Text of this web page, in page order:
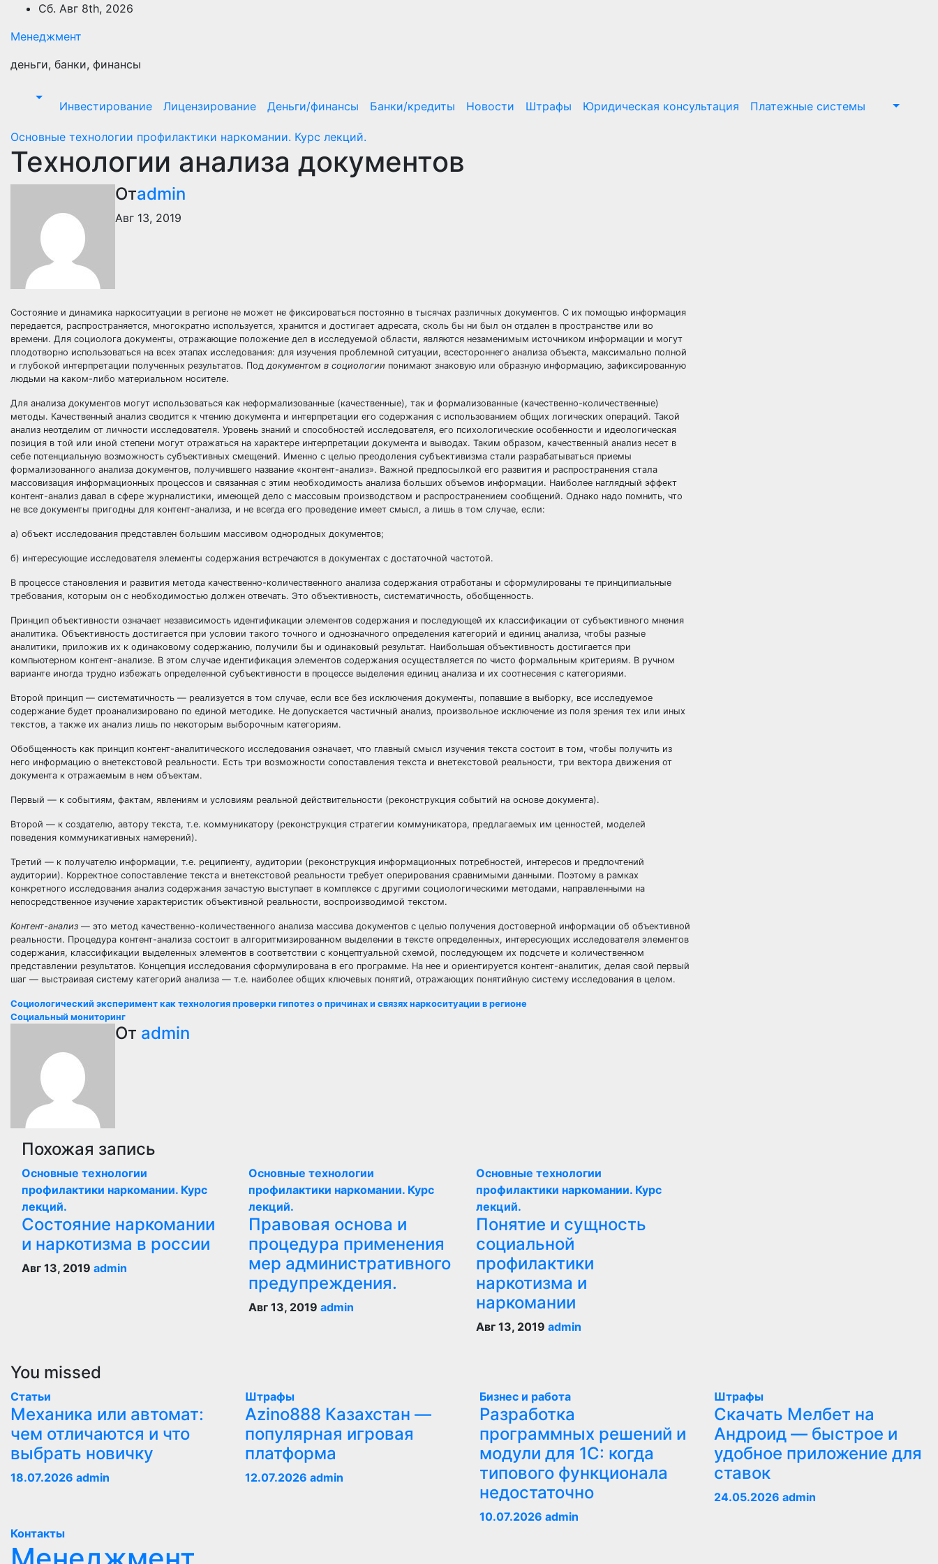
Перейти
содержимому
Сб. Авг 8th, 2026
Менеджмент
деньги, банки, финансы
Инвестирование Лицензирование Деньги/финансы Банки/кредиты Новости Штрафы Юридическая консультация Платежные системы
Основные технологии профилактики наркомании. Курс лекций.
Технологии анализа документов
Отadmin
Авг 13, 2019
Состояние и динамика наркоситуации в регионе не может не фиксироваться постоянно в тысячах различных документов. С их помощью информация
передается, распространяется, многократно используется, хранится и достигает адресата, сколь бы ни был он отдален в пространстве или во
времени. Для социолога документы, отражающие положение дел в исследуемой области, являются незаменимым источником информации и могут
плодотворно использоваться на всех этапах исследования: для изучения проблемной ситуации, всестороннего анализа объекта, максимально полной
и глубокой интерпретации полученных результатов. Поддокументом в социологии понимают знаковую или образную информацию, зафиксированную
людьми на каком-либо материальном носителе.
Для анализа документов могут использоваться как неформализованные (качественные), так и формализованные (качественно-количественные)
методы. Качественный анализ сводится к чтению документа и интерпретации его содержания с использованием общих логических операций. Такой
анализ неотделим от личности исследователя. Уровень знаний и способностей исследователя, его психологические особенности и идеологическая
позиция в той или иной степени могут отражаться на характере интерпретации документа и выводах. Таким образом, качественный анализ несет в
себе потенциальную возможность субъективных смещений. Именно с целью преодоления субъективизма стали разрабатываться приемы
формализованного анализа документов, получившего название «контент-анализ». Важной предпосылкой его развития и распространения стала
массовизация информационных процессов и связанная с этим необходимость анализа больших объемов информации. Наиболее наглядный эффект
контент-анализ давал в сфере журналистики, имеющей дело с массовым производством и распространением сообщений. Однако надо помнить, что
не все документы пригодны для контент-анализа, и не всегда его проведение имеет смысл, а лишь в том случае, если:
а) объект исследования представлен большим массивом однородных документов;
б) интересующие исследователя элементы содержания встречаются в документах с достаточной частотой.
В процессе становления и развития метода качественно-количественного анализа содержания отработаны и сформулированы те принципиальные
требования, которым он с необходимостью должен отвечать. Это объективность, систематичность, обобщенность.
Принцип объективности означает независимость идентификации элементов содержания и последующей их классификации от субъективного мнения
аналитика. Объективность достигается при условии такого точного и однозначного определения категорий и единиц анализа, чтобы разные
аналитики, приложив их к одинаковому содержанию, получили бы и одинаковый результат. Наибольшая объективность достигается при
компьютерном контент-анализе. В этом случае идентификация элементов содержания осуществляется по чисто формальным критериям. В ручном
варианте иногда трудно избежать определенной субъективности в процессе выделения единиц анализа и их соотнесения с категориями.
Второй принцип — систематичность — реализуется в том случае, если все без исключения документы, попавшие в выборку, все исследуемое
содержание будет проанализировано по единой методике. Не допускается частичный анализ, произвольное исключение из поля зрения тех или иных
текстов, а также их анализ лишь по некоторым выборочным категориям.
Обобщенность как принцип контент-аналитического исследования означает, что главный смысл изучения текста состоит в том, чтобы получить из
него информацию о внетекстовой реальности. Есть три возможности сопоставления текста и внетекстовой реальности, три вектора движения от
документа к отражаемым в нем объектам.
Первый — к событиям, фактам, явлениям и условиям реальной действительности (реконструкция событий на основе документа).
Второй — к создателю, автору текста, т.е. коммуникатору (реконструкция стратегии коммуникатора, предлагаемых им ценностей, моделей
поведения коммуникативных намерений).
Третий — к получателю информации, т.е. реципиенту, аудитории (реконструкция информационных потребностей, интересов и предпочтений
аудитории). Корректное сопоставление текста и внетекстовой реальности требует оперирования сравнимыми данными. Поэтому в рамках
конкретного исследования анализ содержания зачастую выступает в комплексе с другими социологическими методами, направленными на
непосредственное изучение характеристик объективной реальности, воспроизводимой текстом.
Контент-анализ — это метод качественно-количественного анализа массива документов с целью получения достоверной информации об объективной
реальности. Процедура контент-анализа состоит в алгоритмизированном выделении в тексте определенных, интересующих исследователя элементов
содержания, классификации выделенных элементов в соответствии с концептуальной схемой, последующем их подсчете и количественном
представлении результатов. Концепция исследования сформулирована в его программе. На нее и ориентируется контент-аналитик, делая свой первый
шаг — выстраивая систему категорий анализа — т.е. наиболее общих ключевых понятий, отражающих понятийную систему исследования в целом.
Навигация
записям
Социологический эксперимент как технология проверки гипотез о причинах и связях наркоситуации в регионе
Социальный мониторинг
От admin
Похожая запись
Основные технологии
профилактики наркомании. Курс
лекций.
Состояние наркомании
и наркотизма в россии
Авг 13, 2019 admin
Основные технологии
профилактики наркомании. Курс
лекций.
Правовая основа и
процедура применения
мер административного
предупреждения.
Авг 13, 2019admin
Основные технологии
профилактики наркомании. Курс
лекций.
Понятие и сущность
социальной
профилактики
наркотизма и
наркомании
Авг 13, 2019 admin
You missed
Статьи
Механика или автомат:
чем отличаются и что
выбрать новичку
18.07.2026 admin
Штрафы
Azino888 Казахстан —
популярная игровая
платформа
12.07.2026 admin
Бизнес и работа
Разработка
программных решений и
модули для 1С: когда
типового функционала
недостаточно
10.07.2026 admin
Штрафы
Скачать Мелбет на
Андроид — быстрое и
удобное приложение для
ставок
24.05.2026 admin
Контакты